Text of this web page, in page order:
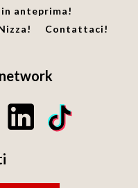
anteprima!
Contattaci!